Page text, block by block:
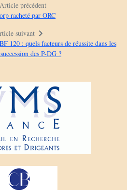
Article précédent
racheté par ORC
suivant
120 : quels facteurs de réussite dans les
des P-DG ?